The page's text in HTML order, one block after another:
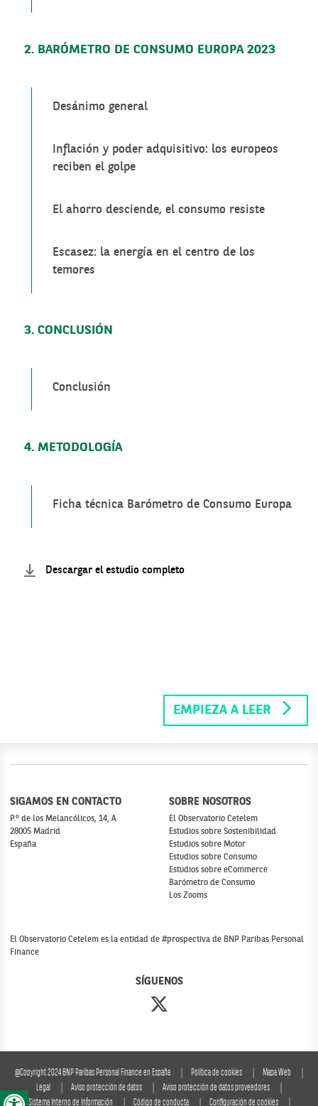
Abrir barra de herramientas
2. BARÓMETRO DE CONSUMO EUROPA 2023
Desánimo general
Inflación y poder adquisitivo: los europeos
reciben el golpe
El ahorro desciende, el consumo resiste
Escasez: la energía en el centro de los
temores
3. CONCLUSIÓN
Conclusión
4. METODOLOGÍA
Ficha técnica Barómetro de Consumo Europa
Descargar el estudio completo
EMPIEZA A LEER
SIGAMOS EN CONTACTO
P.º de los Melancólicos, 14, A
28005 Madrid
España
SOBRE NOSOTROS
El Observatorio Cetelem
Estudios sobre Sostenibilidad
Estudios sobre Motor
Estudios sobre Consumo
Estudios sobre eCommerce
Barómetro de Consumo
Los Zooms
SÍGUENOS
El Observatorio Cetelem es la entidad de #prospectiva de BNP Paribas Personal
Finance
@Copyright 2024 BNP Paribas Personal Finance en España Política de cookies
Mapa Web
Legal
Aviso protección de datos
Aviso protección de datos proveedores
Sistema Interno de Información
Código de conducta Configuración de cookies